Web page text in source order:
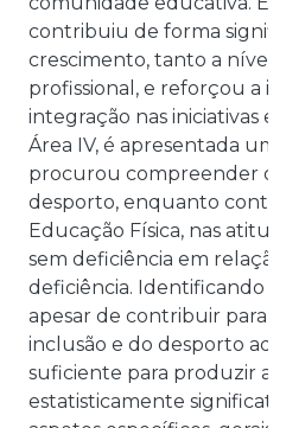
contribuiu de forma
crescimento, tanto a nível
profissional, e reforçou a
integração nas iniciativas
Área IV, é apresentada
procurou compreender o
desporto, enquanto
Educação Física, nas
sem deficiência em
deficiência. Identificando
apesar de contribuir para
inclusão e do desporto
suficiente para produzir
estatisticamente